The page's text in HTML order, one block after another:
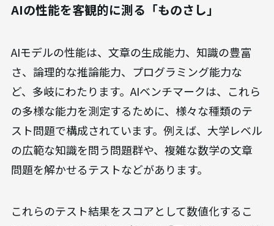
AIの性能を客観的に測る「ものさし」
AIモデルの性能は、文章の生成能力、知識の豊富
さ、論理的な推論能力、プログラミング能力な
ど、多岐にわたります。AIベンチマークは、これら
の多様な能力を測定するために、様々な種類のテ
スト問題で構成されています。例えば、大学レベル
の広範な知識を問う問題群や、複雑な数学の文章
問題を解かせるテストなどがあります。
これらのテスト結果をスコアとして数値化するこ